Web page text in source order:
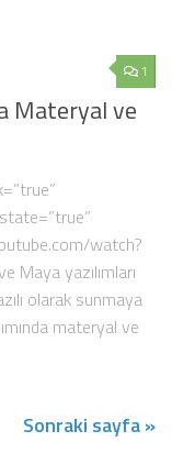
1
Materyal ve
watch?
Maya yazılımları
olarak sunmaya
materyal ve
Sonraki sayfa »